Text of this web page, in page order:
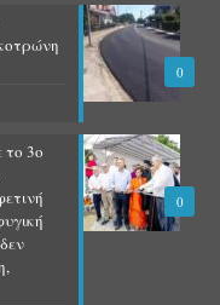
0
0
το 3ο